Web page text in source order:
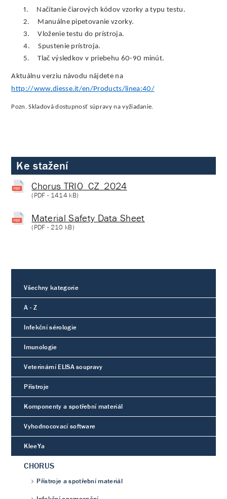
1.
Načítanie čiarových kódov vzorky a typu testu.
2.
Manuálne pipetovanie vzorky.
3.
Vloženie testu do prístroja.
4.
Spustenie prístroja.
5.
Tlač výsledkov v priebehu 60-90 minút.
Aktuálnu verziu návodu nájdete na
http://www.diesse.it/en/Products/linea:40/
Pozn. Skladová dostupnosť súpravy na vyžiadanie.
Ke stažení
Chorus TRIO_CZ_2024
(PDF - 1414 kB)
Material Safety Data Sheet
(PDF - 210 kB)
Všechny kategorie
A - Z
Infekční sérologie
Imunologie
Veterinární ELISA soupravy
Přístroje
Komponenty a spotřební materiál
Vyhodnocovací software
KleeYa
CHORUS
Přístroje a spotřební materiál